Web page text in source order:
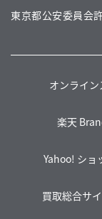
東京都公安委員会
オンライン
楽天
Yahoo! ショ
買取総合サ